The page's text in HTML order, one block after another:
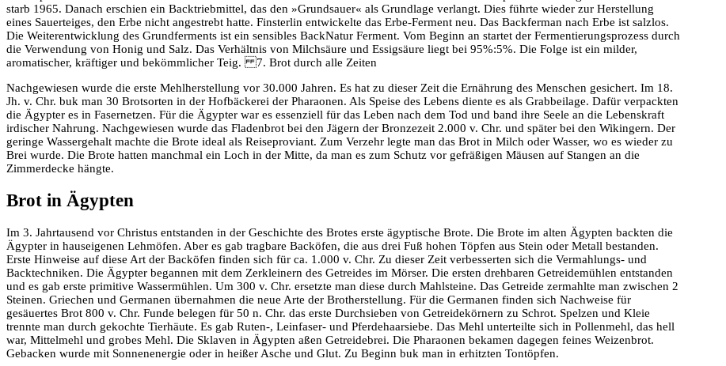
starb 1965. Danach erschien ein Backtriebmittel, das den »Grundsauer« als Grundlage verlangt. Dies führte wieder zur Herstellung
eines Sauerteiges, den Erbe nicht angestrebt hatte. Finsterlin entwickelte das Erbe-Ferment neu. Das Backferman nach Erbe ist salzlos.
Die Weiterentwicklung des Grundferments ist ein sensibles BackNatur Ferment. Vom Beginn an startet der Fermentierungsprozess durch
die Verwendung von Honig und Salz. Das Verhältnis von Milchsäure und Essigsäure liegt bei 95%:5%. Die Folge ist ein milder,
aromatischer, kräftiger und bekömmlicher Teig. 7. Brot durch alle Zeiten
Nachgewiesen wurde die erste Mehlherstellung vor 30.000 Jahren. Es hat zu dieser Zeit die Ernährung des Menschen gesichert. Im 18.
Jh. v. Chr. buk man 30 Brotsorten in der Hofbäckerei der Pharaonen. Als Speise des Lebens diente es als Grabbeilage. Dafür verpackten
die Ägypter es in Fasernetzen. Für die Ägypter war es essenziell für das Leben nach dem Tod und band ihre Seele an die Lebenskraft
irdischer Nahrung. Nachgewiesen wurde das Fladenbrot bei den Jägern der Bronzezeit 2.000 v. Chr. und später bei den Wikingern. Der
geringe Wassergehalt machte die Brote ideal als Reiseproviant. Zum Verzehr legte man das Brot in Milch oder Wasser, wo es wieder zu
Brei wurde. Die Brote hatten manchmal ein Loch in der Mitte, da man es zum Schutz vor gefräßigen Mäusen auf Stangen an die
Zimmerdecke hängte.
Brot in Ägypten
Im 3. Jahrtausend vor Christus entstanden in der Geschichte des Brotes erste ägyptische Brote. Die Brote im alten Ägypten backten die
Ägypter in hauseigenen Lehmöfen. Aber es gab tragbare Backöfen, die aus drei Fuß hohen Töpfen aus Stein oder Metall bestanden.
Erste Hinweise auf diese Art der Backöfen finden sich für ca. 1.000 v. Chr. Zu dieser Zeit verbesserten sich die Vermahlungs- und
Backtechniken. Die Ägypter begannen mit dem Zerkleinern des Getreides im Mörser. Die ersten drehbaren Getreidemühlen entstanden
und es gab erste primitive Wassermühlen. Um 300 v. Chr. ersetzte man diese durch Mahlsteine. Das Getreide zermahlte man zwischen 2
Steinen. Griechen und Germanen übernahmen die neue Arte der Brotherstellung. Für die Germanen finden sich Nachweise für
gesäuertes Brot 800 v. Chr. Funde belegen für 50 n. Chr. das erste Durchsieben von Getreidekörnern zu Schrot. Spelzen und Kleie
trennte man durch gekochte Tierhäute. Es gab Ruten-, Leinfaser- und Pferdehaarsiebe. Das Mehl unterteilte sich in Pollenmehl, das hell
war, Mittelmehl und grobes Mehl. Die Sklaven in Ägypten aßen Getreidebrei. Die Pharaonen bekamen dagegen feines Weizenbrot.
Gebacken wurde mit Sonnenenergie oder in heißer Asche und Glut. Zu Beginn buk man in erhitzten Tontöpfen.